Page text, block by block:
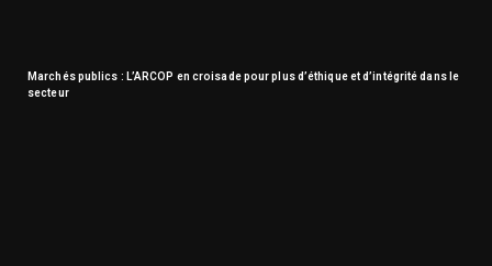
Marchés publics : L’ARCOP en croisade pour plus d’éthique et d’intégrité dans le
secteur